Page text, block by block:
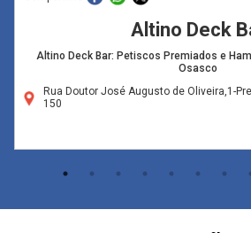
Altino Deck
Altino Deck Bar: Petiscos Premiados e
Osasco
Rua Doutor José Augusto de Oliveira,1-
150